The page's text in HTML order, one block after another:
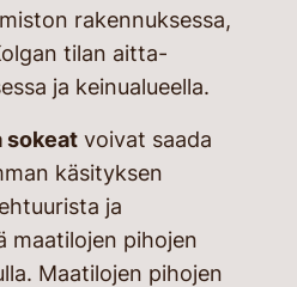
rakennuksessa,
tilan aitta-
ja keinualueella.
sokeat voivat saada
käsityksen
ja
maatilojen pihojen
Maatilojen pihojen